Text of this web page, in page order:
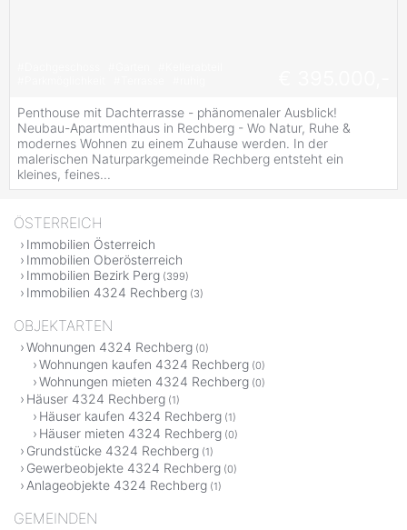
Penthouse mit Dachterrasse - phänomenaler Ausblick!
Neubau-Apartmenthaus in Rechberg - Wo Natur, Ruhe &
modernes Wohnen zu einem Zuhause werden. In der
malerischen Naturparkgemeinde Rechberg entsteht ein
kleines, feines...
ÖSTERREICH
Immobilien Österreich
Immobilien Oberösterreich
Immobilien Bezirk Perg (399)
Immobilien 4324 Rechberg (3)
OBJEKTARTEN
Wohnungen 4324 Rechberg (0)
Wohnungen kaufen 4324 Rechberg (0)
Wohnungen mieten 4324 Rechberg (0)
Häuser 4324 Rechberg (1)
Häuser kaufen 4324 Rechberg (1)
Häuser mieten 4324 Rechberg (0)
Grundstücke 4324 Rechberg (1)
Gewerbeobjekte 4324 Rechberg (0)
Anlageobjekte 4324 Rechberg (1)
GEMEINDEN